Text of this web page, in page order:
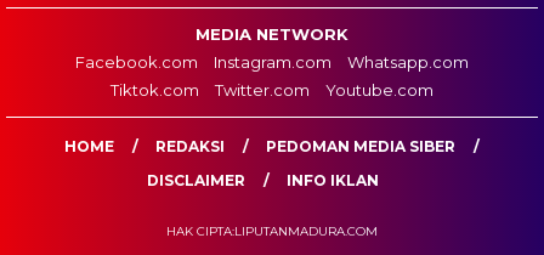
MEDIA NETWORK
Facebook.com
Instagram.com
Whatsapp.com
Tiktok.com
Twitter.com Youtube.com
HOME REDAKSI
PEDOMAN MEDIA SIBER
DISCLAIMER
INFO IKLAN
HAK CIPTA:LIPUTANMADURA.COM